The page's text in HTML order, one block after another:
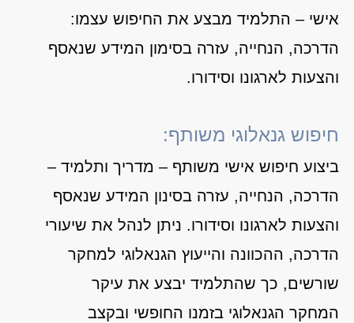
אישי – התלמיד מבצע את החיפוש עצמו:
הדרכה, הנחייה, עזרה בסימון המידע שנאסף
והצעות לארגונו וסידורו.
חיפוש גנאלוגי משותף:
ביצוע חיפוש אישי משותף – מדריך ותלמיד –
הדרכה, הנחייה, עזרה בסינון המידע שנאסף
והצעות לארגונו וסידורו. ניתן לנהל את שיעורי
הדרכה, ההכוונה והייעוץ הגנאלוגי למחקר
שורשים, כך שהתלמיד יבצע את עיקר
המחקר הגנאלוגי בזמנו החופשי ובקצב